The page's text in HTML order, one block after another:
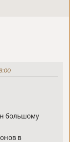
большому
в